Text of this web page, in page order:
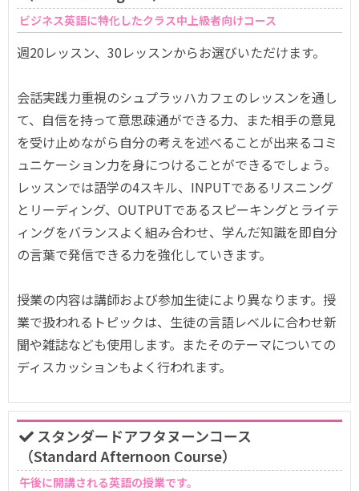
ビジネス英語に特化したクラス中上級者向けコース
週20レッスン、30レッスンからお選びいただけます。
会話実践力重視のシュプラッハカフェのレッスンを通し
て、自信を持って意思疎通ができる力、また相手の意見
を受け止めながら自分の考えを述べることが出来るコミ
ュニケーション力を身につけることができるでしょう。
レッスンでは語学の4スキル、INPUTであるリスニング
とリーディング、OUTPUTであるスピーキングとライテ
ィングをバランスよく組み合わせ、学んだ知識を即自分
の言葉で発信できる力を強化していきます。
授業の内容は講師および参加生徒により異なります。授
業で扱われるトピックは、生徒の言語レベルに合わせ新
聞や雑誌なども使用します。またそのテーマについての
ディスカッションもよく行われます。
スタンダードアフタヌーンコース
（Standard Afternoon Course）
午後に開講される英語の授業です。